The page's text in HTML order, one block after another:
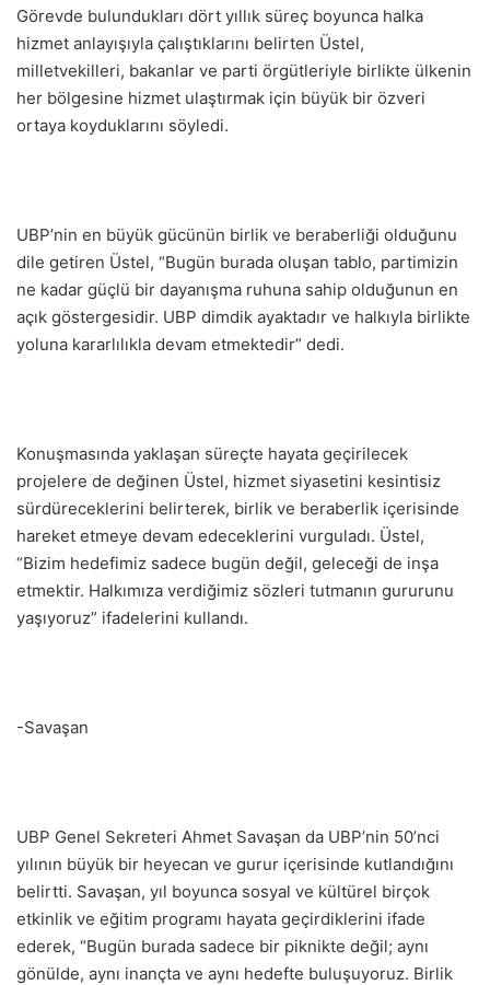
Görevde bulundukları dört yıllık süreç boyunca halka
hizmet anlayışıyla çalıştıklarını belirten Üstel,
milletvekilleri, bakanlar ve parti örgütleriyle birlikte ülkenin
her bölgesine hizmet ulaştırmak için büyük bir özveri
ortaya koyduklarını söyledi.
UBP’nin en büyük gücünün birlik ve beraberliği olduğunu
dile getiren Üstel, “Bugün burada oluşan tablo, partimizin
ne kadar güçlü bir dayanışma ruhuna sahip olduğunun en
açık göstergesidir. UBP dimdik ayaktadır ve halkıyla birlikte
yoluna kararlılıkla devam etmektedir” dedi.
Konuşmasında yaklaşan süreçte hayata geçirilecek
projelere de değinen Üstel, hizmet siyasetini kesintisiz
sürdüreceklerini belirterek, birlik ve beraberlik içerisinde
hareket etmeye devam edeceklerini vurguladı. Üstel,
“Bizim hedefimiz sadece bugün değil, geleceği de inşa
etmektir. Halkımıza verdiğimiz sözleri tutmanın gururunu
yaşıyoruz” ifadelerini kullandı.
-Savaşan
UBP Genel Sekreteri Ahmet Savaşan da UBP’nin 50’nci
yılının büyük bir heyecan ve gurur içerisinde kutlandığını
belirtti. Savaşan, yıl boyunca sosyal ve kültürel birçok
etkinlik ve eğitim programı hayata geçirdiklerini ifade
ederek, “Bugün burada sadece bir piknikte değil; aynı
gönülde, aynı inançta ve aynı hedefte buluşuyoruz. Birlik